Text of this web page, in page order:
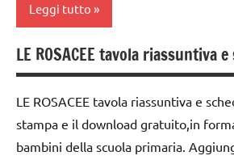
anni
DOWNLOAD
Festa
degli
FESTE
Leggi tutto
classe
3a
classe
4a
LE ROSACEE tavola riassuntiva
LE ROSACEE tavola riassuntiva e
stampa e il download gratuito,in
bambini della scuola primaria.